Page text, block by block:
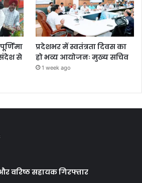
से
प्रदेशभर में स्वतंत्रता दिवस का
हो भव्य आयोजनः मुख्य सचिव
1 week ago
वरिष्ठ सहायक गिरफ्तार